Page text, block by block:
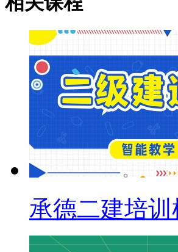
承德二建培训